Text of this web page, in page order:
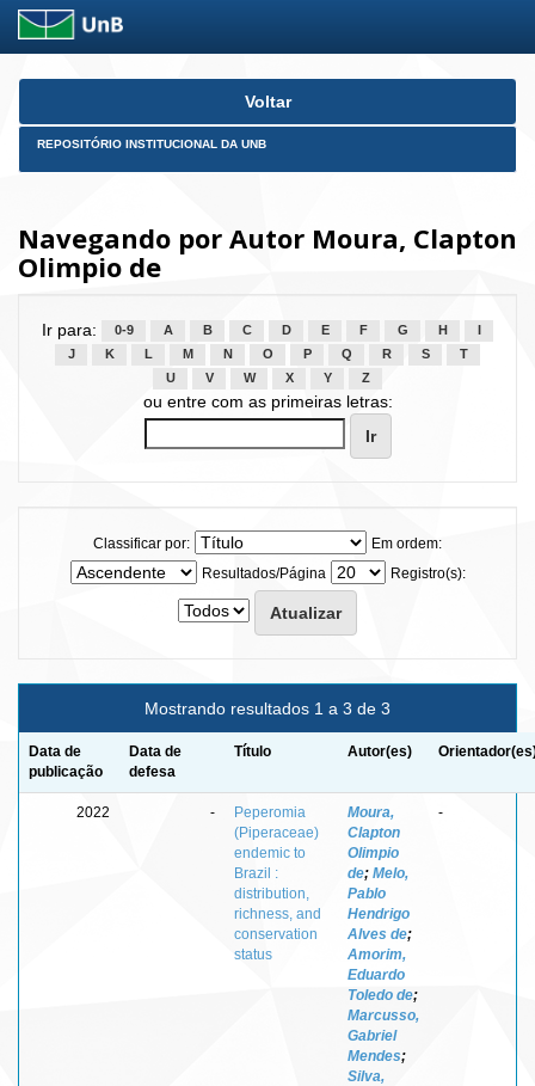
Skip
Voltar
REPOSITÓRIO INSTITUCIONAL DA UNB
Navegando por Autor Moura, Clapton
Olimpio de
Ir para: 0-9 A B C D E F G H
J
K L M N O P Q R S
T
U
V W X Y Z
ou entre com as primeiras letras:
Classificar por:
Em ordem:
Resultados/Página
Registro(s):
Mostrando resultados 1 a 3 de 3
Data de
publicação
Data de
defesa
Título Autor(es)
2022 -
Peperomia
(Piperaceae)
endemic to
Brazil :
distribution,
richness, and
conservation
status
Moura,
Clapton
Olimpio
de; Melo,
Pablo
Hendrigo
Alves de;
Amorim,
Eduardo
Toledo de;
Marcusso,
Gabriel
Mendes;
Silva,
-